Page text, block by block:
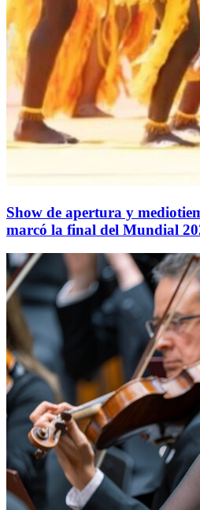
Show de apertura y
marcó la final del Mundial